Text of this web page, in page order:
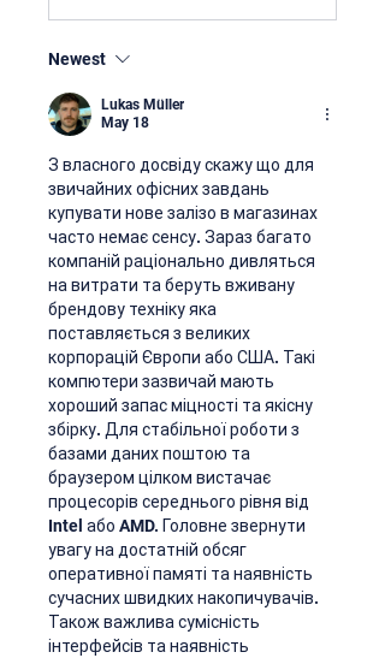
Newest
Lukas Müller
May 18
З власного досвіду скажу що для
звичайних офісних завдань
купувати нове залізо в магазинах
часто немає сенсу. Зараз багато
компаній раціонально дивляться
на витрати та беруть вживану
брендову техніку яка
поставляється з великих
корпорацій Європи або США. Такі
компютери зазвичай мають
хороший запас міцності та якісну
збірку. Для стабільної роботи з
базами даних поштою та
браузером цілком вистачає
процесорів середнього рівня від
Intel або AMD. Головне звернути
увагу на достатній обсяг
оперативної памяті та наявність
сучасних швидких накопичувачів.
Також важлива сумісність
інтерфейсів та наявність